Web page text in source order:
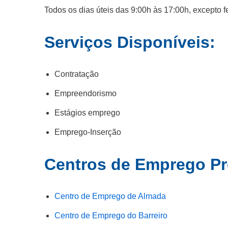
Todos os dias úteis das 9:00h às 17:00h, excepto
Serviços Disponíveis:
Contratação
Empreendorismo
Estágios emprego
Emprego-Inserção
Centros de Emprego
Centro de Emprego de Almada
Centro de Emprego do Barreiro